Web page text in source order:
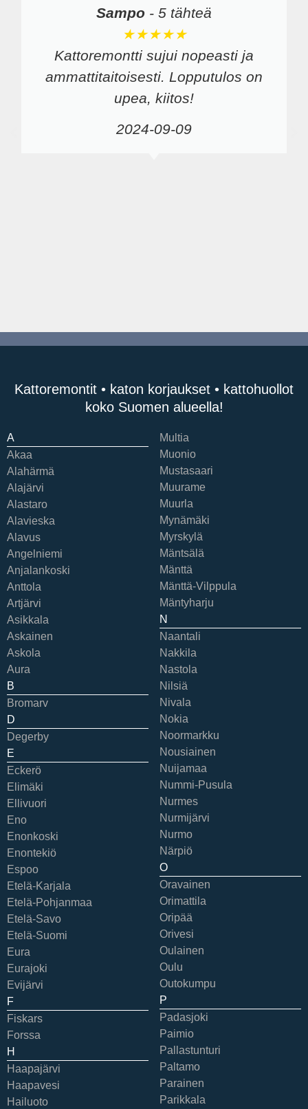
Sampo - 5 tähteä
★★★★★
Kattoremontti sujui nopeasti ja
ammattitaitoisesti. Lopputulos on
upea, kiitos!
2024-09-09
Kattoremontit • katon korjaukset • kattohuollot
koko Suomen alueella!
A
Akaa
Alahärmä
Alajärvi
Alastaro
Alavieska
Alavus
Angelniemi
Anjalankoski
Anttola
Artjärvi
Asikkala
Askainen
Askola
Aura
B
Bromarv
D
Degerby
E
Eckerö
Elimäki
Ellivuori
Eno
Enonkoski
Enontekiö
Espoo
Etelä-Karjala
Etelä-Pohjanmaa
Etelä-Savo
Etelä-Suomi
Eura
Eurajoki
Evijärvi
F
Fiskars
Forssa
H
Haapajärvi
Haapavesi
Hailuoto
Multia
Muonio
Mustasaari
Muurame
Muurla
Mynämäki
Myrskylä
Mäntsälä
Mänttä
Mänttä-Vilppula
Mäntyharju
N
Naantali
Nakkila
Nastola
Nilsiä
Nivala
Nokia
Noormarkku
Nousiainen
Nuijamaa
Nummi-Pusula
Nurmes
Nurmijärvi
Nurmo
Närpiö
O
Oravainen
Orimattila
Oripää
Orivesi
Oulainen
Oulu
Outokumpu
P
Padasjoki
Paimio
Pallastunturi
Paltamo
Parainen
Parikkala